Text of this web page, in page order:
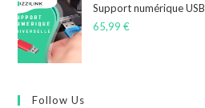
Support numérique
65,99€
Follow Us